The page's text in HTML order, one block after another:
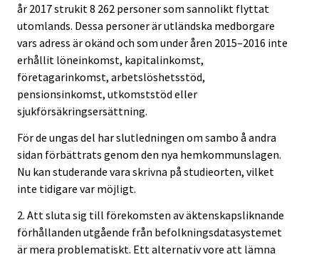
år 2017 strukit 8 262 personer som sannolikt flyttat
utomlands. Dessa personer är utländska medborgare
vars adress är okänd och som under åren 2015–2016 inte
erhållit löneinkomst, kapitalinkomst,
företagarinkomst, arbetslöshetsstöd,
pensionsinkomst, utkomststöd eller
sjukförsäkringsersättning.
För de ungas del har slutledningen om sambo å andra
sidan förbättrats genom den nya hemkommunslagen.
Nu kan studerande vara skrivna på studieorten, vilket
inte tidigare var möjligt.
2. Att sluta sig till förekomsten av äktenskapsliknande
förhållanden utgående från befolkningsdatasystemet
är mera problematiskt. Ett alternativ vore att lämna